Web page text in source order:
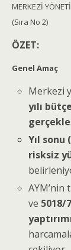
MERKEZİ
(Sıra No 2)
ÖZET:
Genel Amaç
Merkezi
yılı
Yıl
risksiz
AYM’nin
ve 5018/